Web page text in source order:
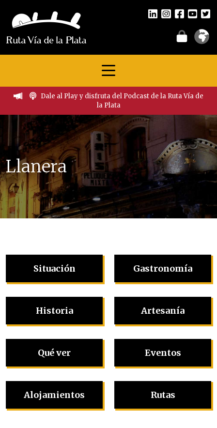
Dale al Play y disfruta del Podcast de la Ruta Vía de
la Plata
Llanera
Situación
Historia
Qué ver
Alojamientos
Gastronomía
Artesanía
Eventos
Rutas